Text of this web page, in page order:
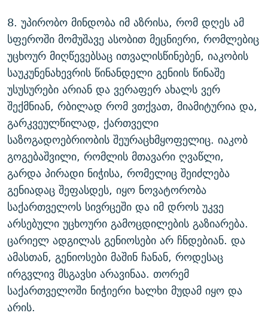
8. უპირობო მინდობა იმ აზრისა, რომ დღეს ამ
სფეროში მომუშავე ასობით მეცნიერი, რომლებიც
უცხოურ მიღწევებსაც ითვალისწინებენ, იაკობის
საუკუნენახევრის წინანდელი გენიის წინაშე
უსუსურები არიან და ვერაფერ ახალს ვერ
შექმნიან, რბილად რომ ვთქვათ, მიამიტურია და,
გარკვეულწილად, ქართველი
საზოგადოებრიობის შეურაცხმყოფელიც. იაკობ
გოგებაშვილი, რომლის მთავარი ღვაწლი,
გარდა პირადი ნიჭისა, რომელიც შეიძლება
გენიადაც შეფასდეს, იყო ნოვატორობა
საქართველოს სივრცეში და იმ დროს უკვე
არსებული უცხოური გამოცდილების გაზიარება.
ცარიელ ადგილას გენიოსები არ ჩნდებიან. და
ამასთან, გენიოსები მაშინ ჩანან, როდესაც
ირგვლივ მსგავსი არავინაა. თორემ
საქართველოში ნიჭიერი ხალხი მუდამ იყო და
არის.